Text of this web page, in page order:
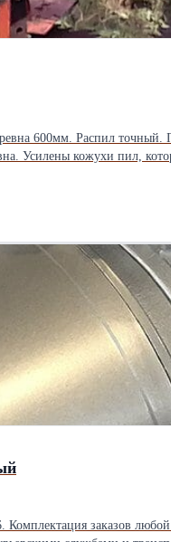
600мм. Распил точный.
15000,00 руб.
заказов любой